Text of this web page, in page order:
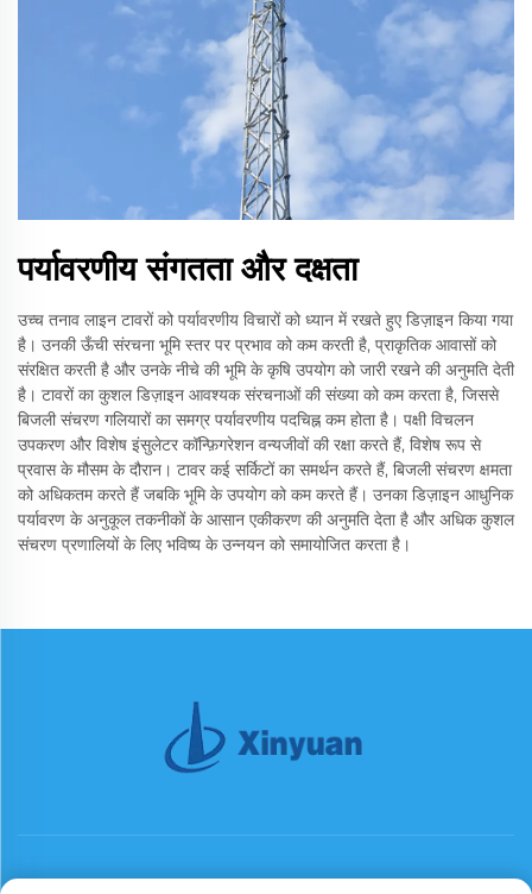
पर्यावरणीय संगतता और दक्षता
उच्च तनाव लाइन टावरों को पर्यावरणीय विचारों को ध्यान में रखते हुए डिज़ाइन किया गया
है। उनकी ऊँची संरचना भूमि स्तर पर प्रभाव को कम करती है, प्राकृतिक आवासों को
संरक्षित करती है और उनके नीचे की भूमि के कृषि उपयोग को जारी रखने की अनुमति देती
है। टावरों का कुशल डिज़ाइन आवश्यक संरचनाओं की संख्या को कम करता है, जिससे
बिजली संचरण गलियारों का समग्र पर्यावरणीय पदचिह्न कम होता है। पक्षी विचलन
उपकरण और विशेष इंसुलेटर कॉन्फ़िगरेशन वन्यजीवों की रक्षा करते हैं, विशेष रूप से
प्रवास के मौसम के दौरान। टावर कई सर्किटों का समर्थन करते हैं, बिजली संचरण क्षमता
को अधिकतम करते हैं जबकि भूमि के उपयोग को कम करते हैं। उनका डिज़ाइन आधुनिक
पर्यावरण के अनुकूल तकनीकों के आसान एकीकरण की अनुमति देता है और अधिक कुशल
संचरण प्रणालियों के लिए भविष्य के उन्नयन को समायोजित करता है।